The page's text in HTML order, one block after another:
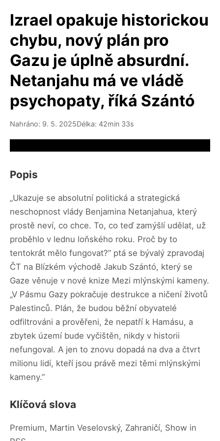
Izrael opakuje historickou
chybu, nový plán pro
Gazu je úplně absurdní.
Netanjahu má ve vládě
psychopaty, říká Szántó
Nahráno: 9. 5. 2025Délka: 42min 33s
Popis
„Ukazuje se absolutní politická a strategická
neschopnost vlády Benjamina Netanjahua, který
prostě neví, co chce. To, co teď zamýšlí udělat, už
proběhlo v lednu loňského roku. Proč by to
tentokrát mělo fungovat?” ptá se bývalý zpravodaj
ČT na Blízkém východě Jakub Szántó, který se
Gaze věnuje v nové knize Mezi mlýnskými kameny.
„V Pásmu Gazy pokračuje destrukce a ničení životů
Palestinců. Plán, že budou běžní obyvatelé
odfiltrováni a prověřeni, že nepatří k Hamásu, a
zbytek území bude vyčištěn, nikdy v historii
nefungoval. A jen to znovu dopadá na dva a čtvrt
milionu lidí, kteří jsou právě mezi těmi mlýnskými
kameny.”
Klíčová slova
Premium, Martin Veselovský, Zahraničí, Show in